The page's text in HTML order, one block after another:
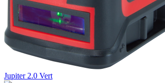
Jupiter 2.0 Vert